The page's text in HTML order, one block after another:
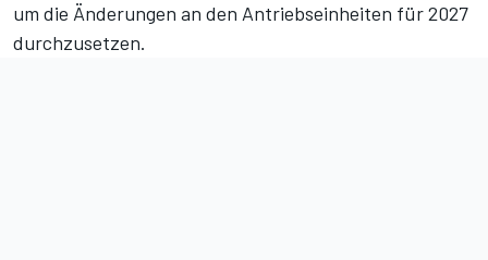
um die Änderungen an den Antriebseinheiten für 2027
durchzusetzen.